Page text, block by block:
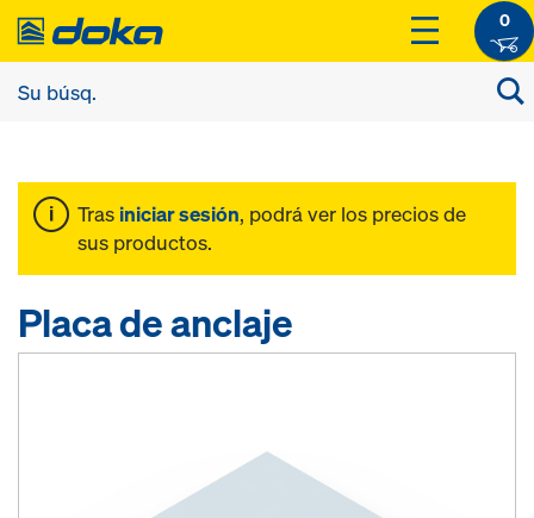
0
Tras iniciar sesión, podrá ver los precios de
sus productos.
Placa de anclaje